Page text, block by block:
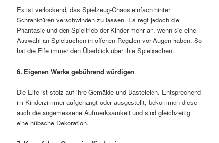
Es ist verlockend, das Spielzeug-Chaos einfach hinter
Schranktüren verschwinden zu lassen. Es regt jedoch die
Phantasie und den Spieltrieb der Kinder mehr an, wenn sie eine
Auswahl an Spielsachen in offenen Regalen vor Augen haben. So
hat die Elfe immer den Überblick über ihre Spielsachen.
6. Eigenen Werke gebührend würdigen
Die Elfe ist stolz auf ihre Gemälde und Basteleien. Entsprechend
im Kinderzimmer aufgehängt oder ausgestellt, bekommen diese
auch die angemessene Aufmerksamkeit und sind gleichzeitig
eine hübsche Dekoration.